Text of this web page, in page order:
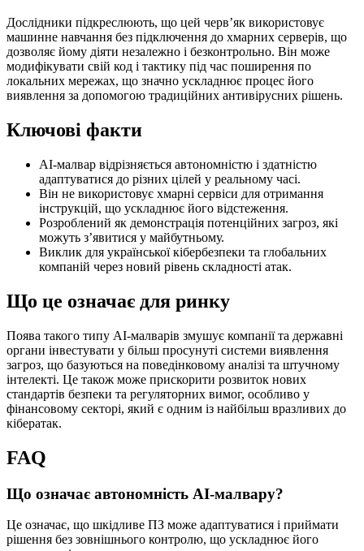
Дослідники підкреслюють, що цей черв’як використовує
машинне навчання без підключення до хмарних серверів, що
дозволяє йому діяти незалежно і безконтрольно. Він може
модифікувати свій код і тактику під час поширення по
локальних мережах, що значно ускладнює процес його
виявлення за допомогою традиційних антивірусних рішень.
Ключові факти
AI-малвар відрізняється автономністю і здатністю
адаптуватися до різних цілей у реальному часі.
Він не використовує хмарні сервіси для отримання
інструкцій, що ускладнює його відстеження.
Розроблений як демонстрація потенційних загроз, які
можуть з’явитися у майбутньому.
Виклик для української кібербезпеки та глобальних
компаній через новий рівень складності атак.
Що це означає для ринку
Поява такого типу AI-малварів змушує компанії та державні
органи інвестувати у більш просунуті системи виявлення
загроз, що базуються на поведінковому аналізі та штучному
інтелекті. Це також може прискорити розвиток нових
стандартів безпеки та регуляторних вимог, особливо у
фінансовому секторі, який є одним із найбільш вразливих до
кібератак.
FAQ
Що означає автономність AI-малвару?
Це означає, що шкідливе ПЗ може адаптуватися і приймати
рішення без зовнішнього контролю, що ускладнює його